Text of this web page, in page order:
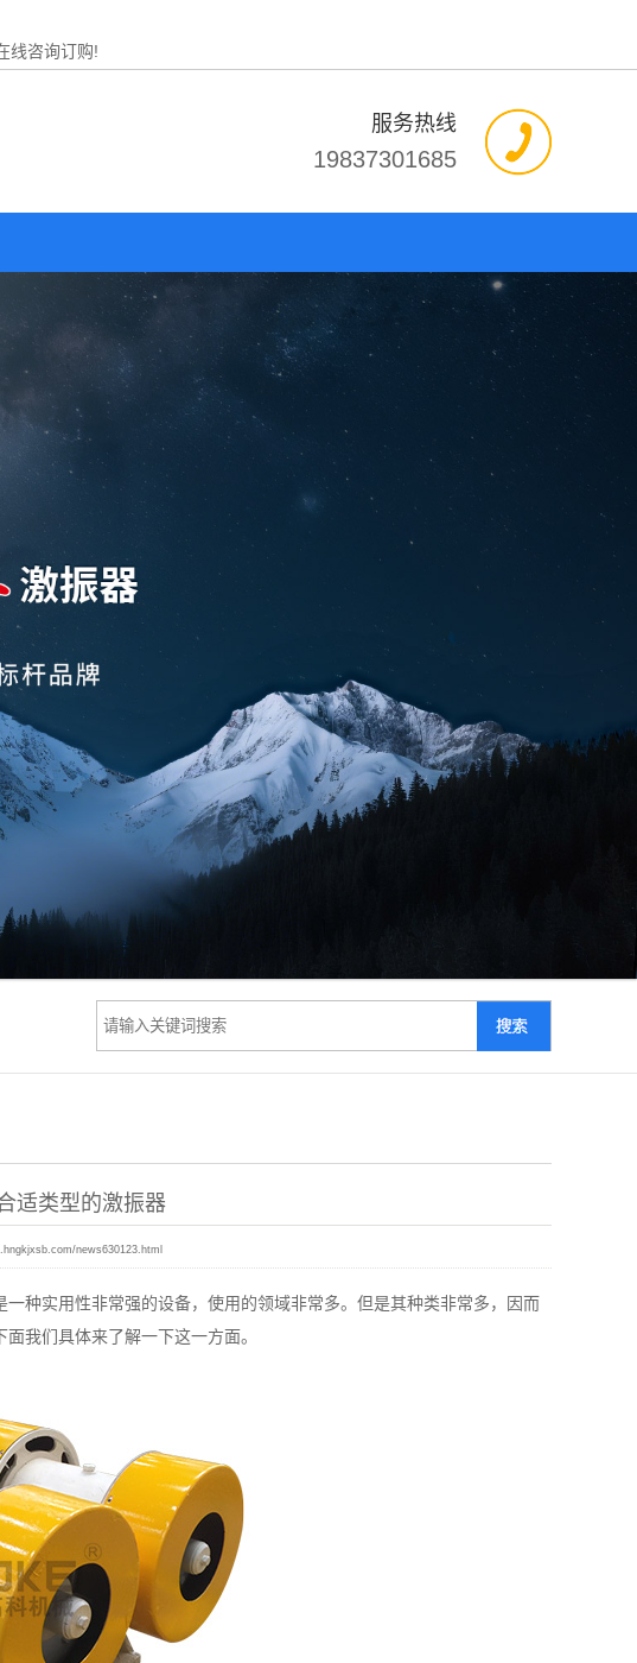
线咨询订购!
服务热线
19837301685
适类型的激振器
news630123.html
实用性非常强的设备，使用的领域非常多。但是其种类非常多，因而
我们具体来了解一下这一方面。